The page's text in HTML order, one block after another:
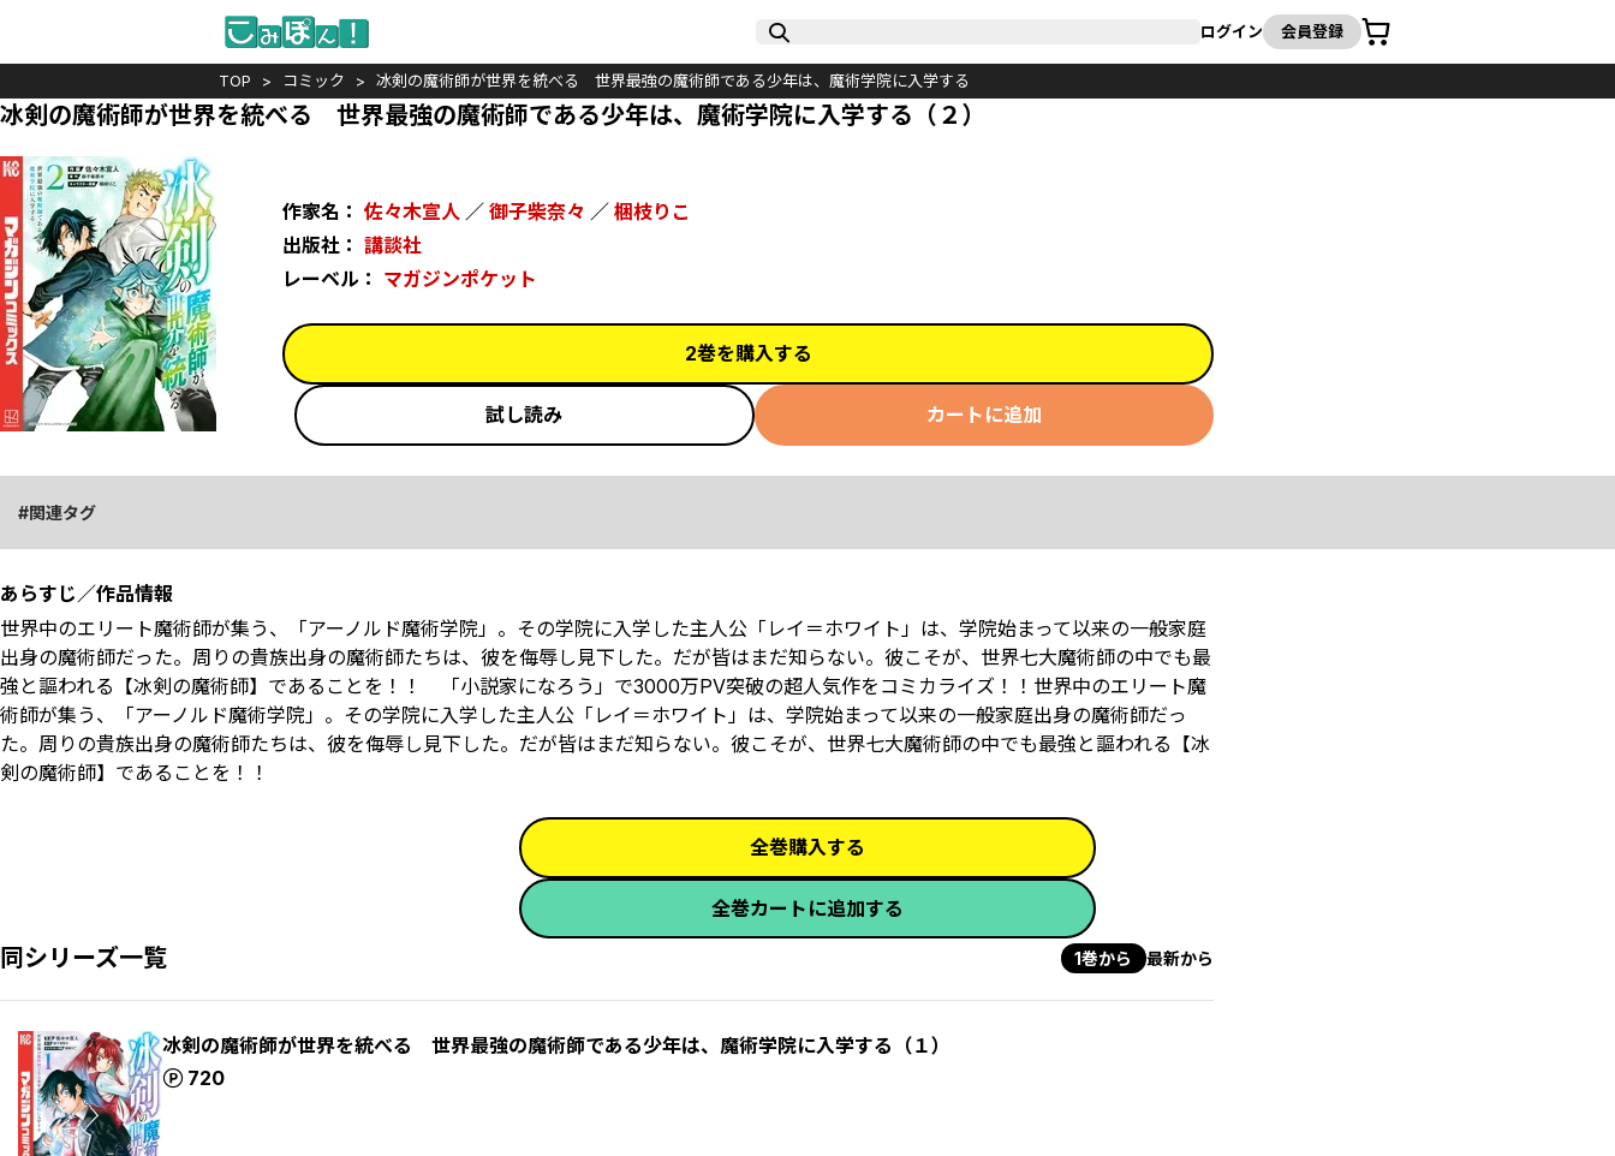
ログイン 会員登録
カート
TOP コミック 冰剣の魔術師が世界を統べる 世界最強の魔術師である少年は、魔術学院に入学する
冰剣の魔術師が世界を統べる 世界最強の魔術師である少年は、魔術学院に入学する（２）
作家名： 佐々木宣人 ／ 御子柴奈々 ／ 梱枝りこ
出版社： 講談社
レーベル： マガジンポケット
2巻を購入する
試し読み カートに追加
関連タグ
あらすじ／作品情報
世界中のエリート魔術師が集う、「アーノルド魔術学院」。その学院に入学した主人公「レイ＝ホワイト」は、学院始まって以来の一般家庭
出身の魔術師だった。周りの貴族出身の魔術師たちは、彼を侮辱し見下した。だが皆はまだ知らない。彼こそが、世界七大魔術師の中でも最
強と謳われる【冰剣の魔術師】であることを！！ 「小説家になろう」で3000万PV突破の超人気作をコミカライズ！！世界中のエリート魔
術師が集う、「アーノルド魔術学院」。その学院に入学した主人公「レイ＝ホワイト」は、学院始まって以来の一般家庭出身の魔術師だっ
た。周りの貴族出身の魔術師たちは、彼を侮辱し見下した。だが皆はまだ知らない。彼こそが、世界七大魔術師の中でも最強と謳われる【冰
剣の魔術師】であることを！！
全巻購入する
全巻カートに追加する
同シリーズ一覧 1巻から 最新から
冰剣の魔術師が世界を統べる 世界最強の魔術師である少年は、魔術学院に入学する（１）
720
ポイント